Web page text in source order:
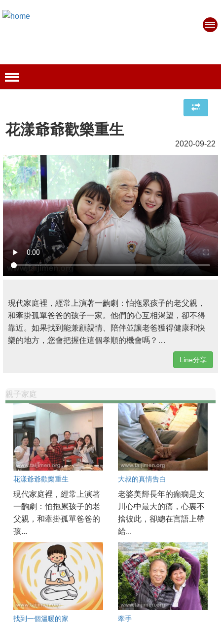
花漾爺爺歡樂重生
2020-09-22
現代家庭裡，經常上演著一齣劇：怕拖累孩子的老父親，
和牽掛孤單爸爸的孩子一家。他們的心互相渴望，卻不得
靠近。如果找到能兼顧親情、陪伴並讓老爸獲得健康和快
樂的地方，您會把握住這個孝順的機會嗎？…
Line分享
親子家庭
花漾爺爺歡樂重生
現代家庭裡，經常上演著
一齣劇：怕拖累孩子的老
父親，和牽掛孤單爸爸的
孩...
大叔的真情告白
老婆美輝長年的癲癇是文
川心中最大的痛，心裏不
捨彼此，卻總在言語上帶
給...
找到一個溫暖的家 牽手